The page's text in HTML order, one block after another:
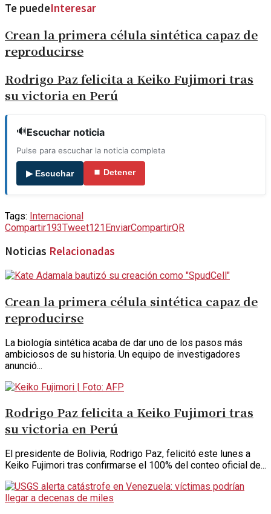
Te puedeInteresar
Crean la primera célula sintética capaz de
reproducirse
Rodrigo Paz felicita a Keiko Fujimori tras
su victoria en Perú
🔊Escuchar noticia
Pulse para escuchar la noticia completa
▶ Escuchar ⏹ Detener
Tags: Internacional
Compartir193Tweet121EnviarCompartirQR
Noticias Relacionadas
Crean la primera célula sintética capaz de
reproducirse
La biología sintética acaba de dar uno de los pasos más
ambiciosos de su historia. Un equipo de investigadores
anunció...
Rodrigo Paz felicita a Keiko Fujimori tras
su victoria en Perú
El presidente de Bolivia, Rodrigo Paz, felicitó este lunes a
Keiko Fujimori tras confirmarse el 100% del conteo oficial de...